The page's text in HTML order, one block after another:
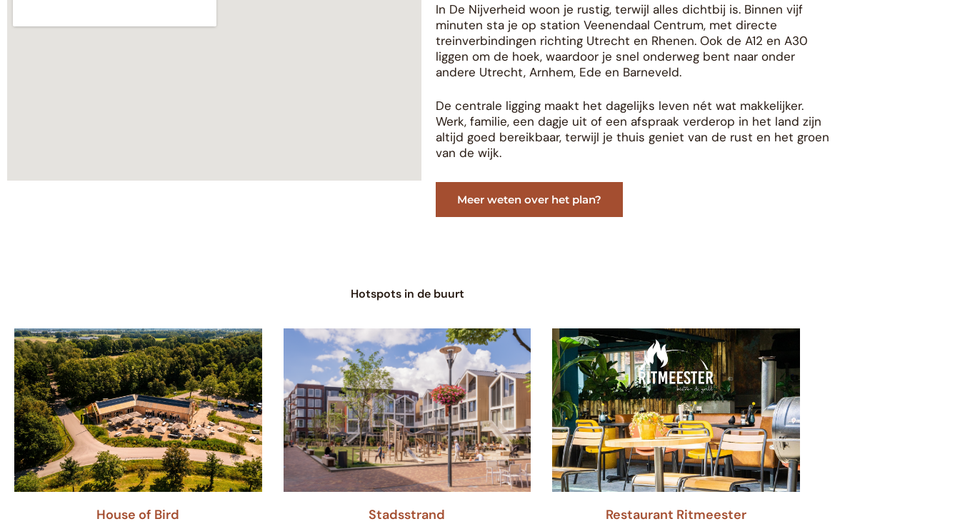
In De Nijverheid woon je rustig, terwijl alles dichtbij is. Binnen vijf
minuten sta je op station Veenendaal Centrum, met directe
treinverbindingen richting Utrecht en Rhenen. Ook de A12 en A30
liggen om de hoek, waardoor je snel onderweg bent naar onder
andere Utrecht, Arnhem, Ede en Barneveld.
De centrale ligging maakt het dagelijks leven nét wat makkelijker.
Werk, familie, een dagje uit of een afspraak verderop in het land zijn
altijd goed bereikbaar, terwijl je thuis geniet van de rust en het groen
van de wijk.
Meer weten over het plan?
Hotspots in de buurt
House of Bird Stadsstrand Restaurant Ritmeester